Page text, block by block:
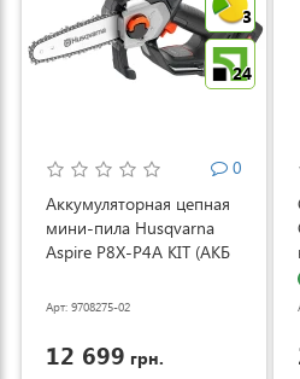
3
24
0
Аккумуляторная цепная
мини-пила Husqvarna
Aspire P8X-P4A KIT (АКБ
Арт: 9708275-02
12 699 грн.